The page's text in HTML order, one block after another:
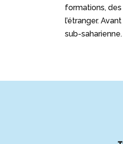
formations, des
l’étranger.
sub-saharienne.